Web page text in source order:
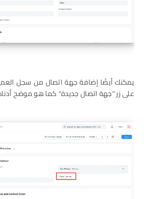
يمكنك أيضًا إضافة جهة اتصال من سجل
على زر "جهة اتصال جديدة" كما هو موضح